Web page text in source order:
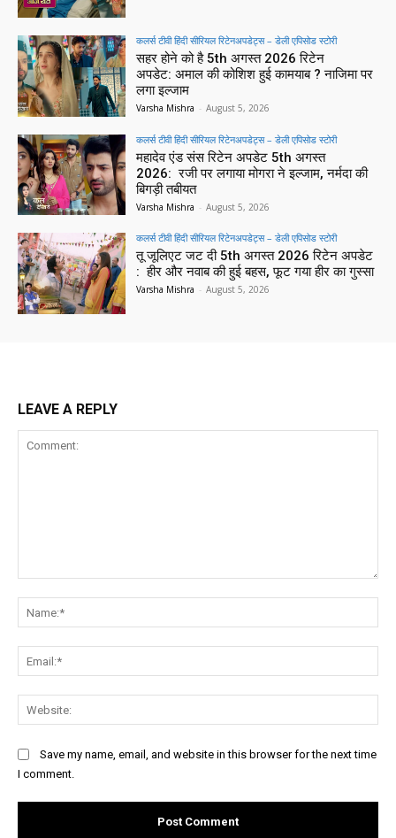
कलर्स टीवी हिंदी सीरियल रिटेनअपडेट्स – डेली एपिसोड स्टोरी
सहर होने को है 5th अगस्त 2026 रिटेन
अपडेट: अमाल की कोशिश हुई कामयाब ? नाजिमा पर
लगा इल्जाम
Varsha Mishra - August 5, 2026
कलर्स टीवी हिंदी सीरियल रिटेनअपडेट्स – डेली एपिसोड स्टोरी
महादेव एंड संस रिटेन अपडेट 5th अगस्त
2026: रजी पर लगाया मोगरा ने इल्जाम, नर्मदा की
बिगड़ी तबीयत
Varsha Mishra - August 5, 2026
कलर्स टीवी हिंदी सीरियल रिटेनअपडेट्स – डेली एपिसोड स्टोरी
तू जूलिएट जट दी 5th अगस्त 2026 रिटेन अपडेट
: हीर और नवाब की हुई बहस, फूट गया हीर का गुस्सा
Varsha Mishra - August 5, 2026
LEAVE A REPLY
Save my name, email, and website in this browser for the next time
I comment.